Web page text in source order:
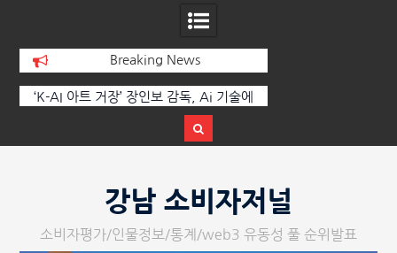
Breaking News
트 거장’ 장인보 감독, Ai 기술에
페스티벌’ 성황리에 막 내려
한국·브라질 슈퍼콘서트 올해 열
강남 소비자저널
소비자평가/인물정보/통계/web3 유동성 풀 순위발표